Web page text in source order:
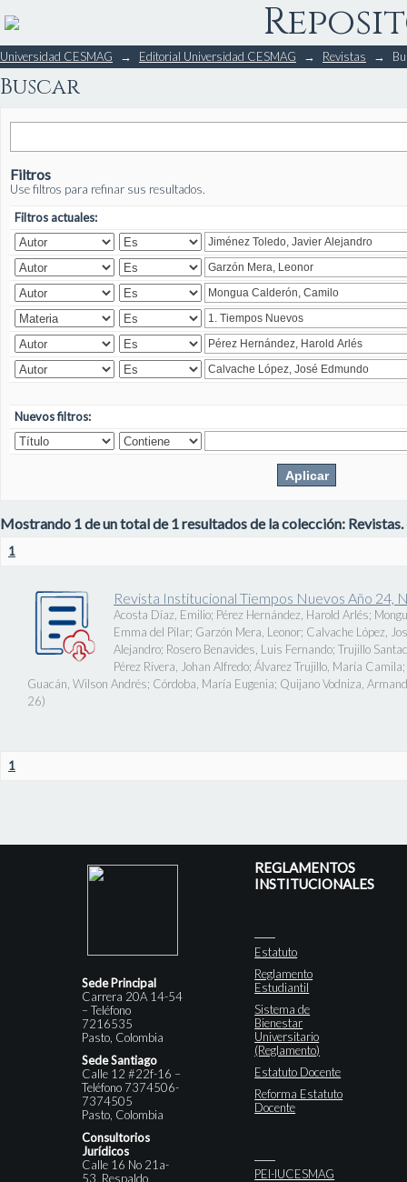
Buscar
Universidad CESMAG → Editorial Universidad CESMAG → Revistas →
Buscar
Filtros
Use filtros para refinar sus resultados.
Filtros actuales:
Nuevos filtros:
Mostrando 1 de un total de 1 resultados de la colección: Revistas.
1
Revista Institucional Tiempos Nuevos Año 24,
Acosta Díaz, Emilio; Pérez Hernández, Harold Arlés;
Emma del Pilar; Garzón Mera, Leonor; Calvache López,
Alejandro; Rosero Benavides, Luis Fernando; Trujillo
Pérez Rivera, Johan Alfredo; Álvarez Trujillo, María Camila;
Guacán, Wilson Andrés; Córdoba, María Eugenia; Quijano Vodniza,
26)
1
Sede Principal
Carrera 20A 14-54
– Teléfono
7216535
Pasto, Colombia
Sede Santiago
Calle 12 #22f-16 –
Teléfono 7374506-
7374505
Pasto, Colombia
Consultorios
Jurídicos
Calle 16 No 21a-
53, Respaldo
REGLAMENTOS
INSTITUCIONALES
Estatuto
Reglamento
Estudiantil
Sistema de
Bienestar
Universitario
(Reglamento)
Estatuto Docente
Reforma Estatuto
Docente
PEI-IUCESMAG